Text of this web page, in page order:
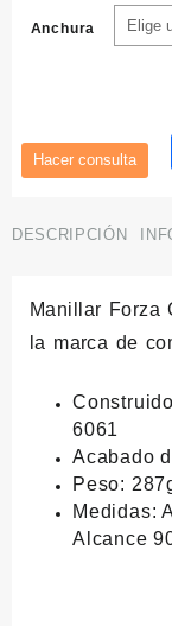
Anchura
DESCRIPCIÓN
Manillar Forza
la marca de
6061
Acabado
Peso:
Medidas:
Alcance